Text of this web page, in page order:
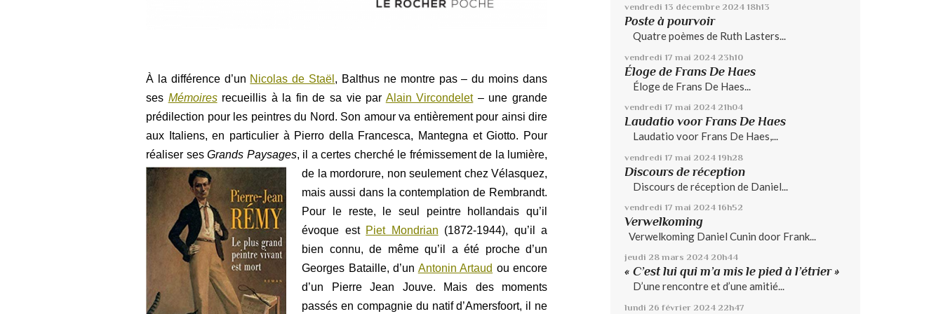
À la différence d’un Nicolas de Staël , Balthus ne montre pas – du moins dans
ses Mémoiresrecueillis à la fin de sa vie par Alain Vircondelet– une grande
prédilection pour les peintres du Nord. Son amour va entièrement pour ainsi dire
aux Italiens, en particulier à Pierro della Francesca, Mantegna et Giotto. Pour
réaliser ses Grands Paysages, il a certes cherché le frémissement de la lumière,
de la mordorure, nonseulement chez Vélasquez,
mais aussi dans la contemplation de Rembrandt.
Pour le reste, le seul peintre hollandais qu’il
évoque est Piet Mondrian (1872-1944), qu’il a
bien connu, de même qu’il a été proche d’un
Georges Bataille, d’un Antonin Artaud ou encore
d’un Pierre Jean Jouve. Mais des moments
passés en compagnie du natif d’Amersfoort, il ne
vendredi 13 décembre 2024 18h13
Poste à pourvoir
Quatre poèmes de Ruth Lasters...
vendredi 17 mai 2024 23h10
Éloge de Frans De Haes
Éloge de Frans De Haes...
vendredi 17 mai 2024 21h04
Laudatio voor Frans De Haes
Laudatio voor Frans De Haes,...
vendredi 17 mai 2024 19h28
Discours de réception
Discours de réception de Daniel...
vendredi 17 mai 2024 16h52
Verwelkoming
Verwelkoming Daniel Cunin door Frank...
jeudi 28 mars 2024 20h44
« C’est lui qui m’a mis le pied à l’étrier »
D’une rencontre et d’une amitié...
lundi 26 février 2024 22h47